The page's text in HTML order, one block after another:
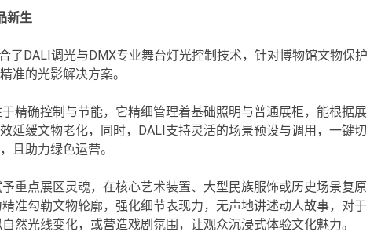
新生
了DALI调光与DMX专业舞台灯光控制技术，针对博物馆文物保护
准的光影解决方案。
精确控制与节能，它精细管理着基础照明与普通展柜，能根据展
延缓文物老化，同时，DALI支持灵活的场景预设与调用，一键切
且助力绿色运营。
重点展区灵魂，在核心艺术装置、大型民族服饰或历史场景复原
准勾勒文物轮廓，强化细节表现力，无声地讲述动人故事，对于
然光线变化，或营造戏剧氛围，让观众沉浸式体验文化魅力。